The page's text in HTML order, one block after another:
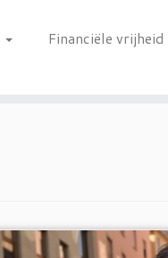
Financiële vrijheid